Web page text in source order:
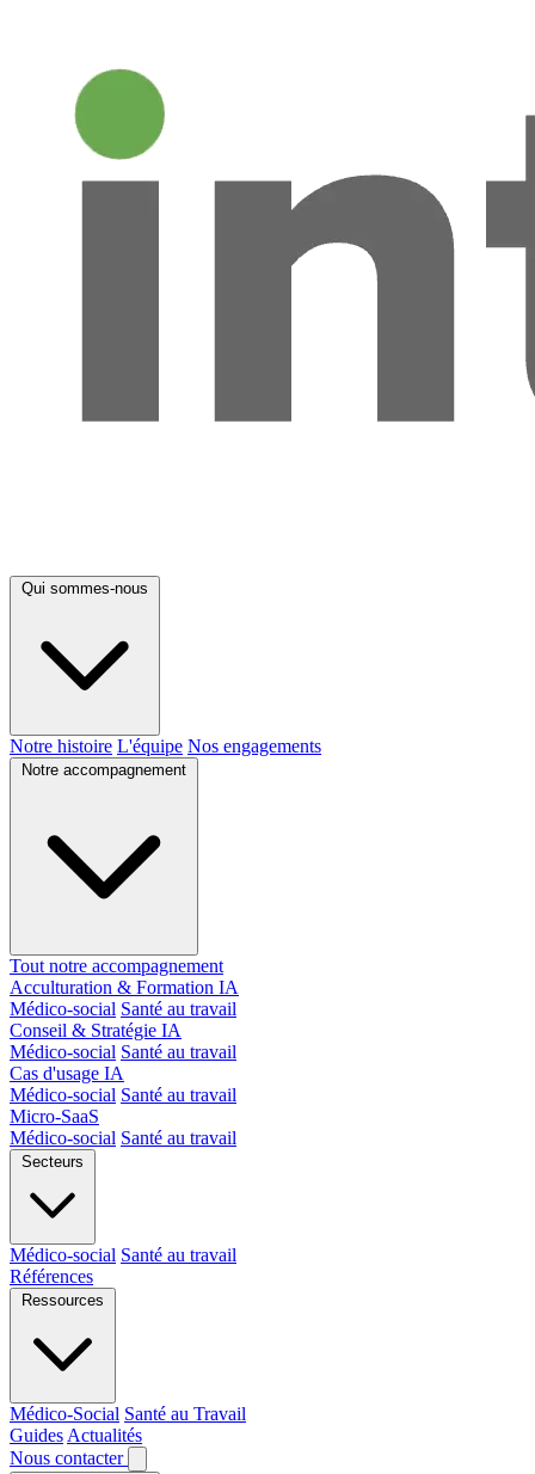
Qui sommes-nous
Notre histoire L'équipe Nos engagements
Notre accompagnement
Tout notre accompagnement
Acculturation & Formation IA
Médico-social Santé au travail
Conseil & Stratégie IA
Médico-social Santé au travail
Cas d'usage IA
Médico-social Santé au travail
Micro-SaaS
Médico-social Santé au travail
Secteurs
Médico-social Santé au travail
Références
Ressources
Médico-Social Santé au Travail
Guides Actualités
Nous contacter